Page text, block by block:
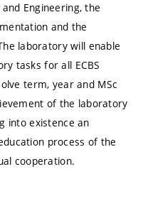
Engineering, the
and the
laboratory will enable
tasks for all ECBS
term, year and MSc
of the laboratory
into existence an
process of the
cooperation.